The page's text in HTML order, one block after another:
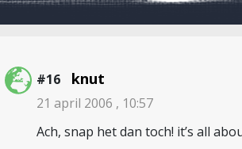
#16 knut
21 april 2006 , 10:57
Ach, snap het dan toch! it’s all